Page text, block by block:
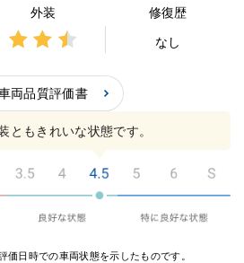
外装
2.5点
の評
価
修復歴
なし
両品質評価書
ともきれいな状態です。
日時での車両状態を示したものです。